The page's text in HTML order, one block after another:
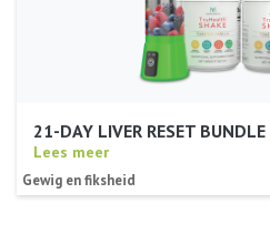
21-DAY LIVER RESET
Lees meer
Gewig en fiksheid